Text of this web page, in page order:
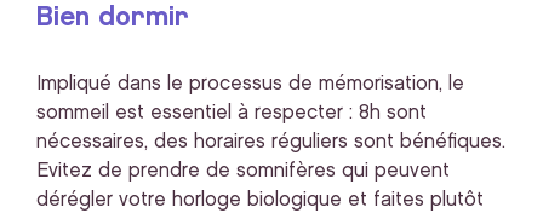
Bien dormir
Impliqué dans le processus de mémorisation, le
sommeil est essentiel à respecter : 8h sont
nécessaires, des horaires réguliers sont bénéfiques.
Evitez de prendre de somnifères qui peuvent
dérégler votre horloge biologique et faites plutôt